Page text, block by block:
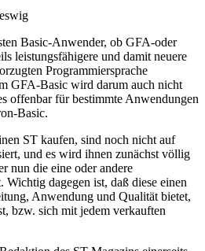
Basic-Anwender, ob GFA-oder
leistungsfähigere und damit neuere
Programmiersprache
GFA-Basic wird darum auch nicht
offenbar für bestimmte Anwendungen
Basic.
ST kaufen, sind noch nicht auf
und es wird ihnen zunächst völlig
nun die eine oder andere
Wichtig dagegen ist, daß diese einen
Anwendung und Qualität bietet,
bzw. sich mit jedem verkauften